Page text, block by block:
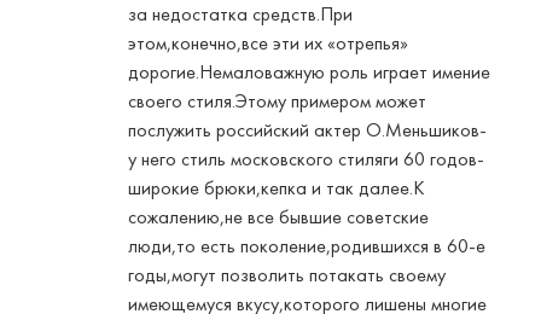
за недостатка средств.При
этом,конечно,все эти их «отрепья»
дорогие.Немаловажную роль играет имение
своего стиля.Этому примером может
послужить российский актер О.Меньшиков-
у него стиль московского стиляги 60 годов-
широкие брюки,кепка и так далее.К
сожалению,не все бывшие советские
люди,то есть поколение,родившихся в 60-е
годы,могут позволить потакать своему
имеющемуся вкусу,которого лишены многие